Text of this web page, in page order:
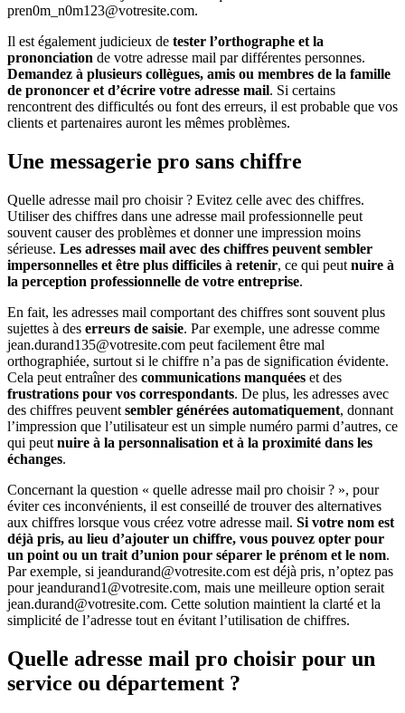
pren0m_n0m123@votresite.com.
Il est également judicieux de tester l’orthographe et la
prononciation de votre adresse mail par différentes personnes.
Demandez à plusieurs collègues, amis ou membres de la famille
de prononcer et d’écrire votre adresse mail. Si certains
rencontrent des difficultés ou font des erreurs, il est probable que vos
clients et partenaires auront les mêmes problèmes.
Une messagerie pro sans chiffre
Quelle adresse mail pro choisir ? Evitez celle avec des chiffres.
Utiliser des chiffres dans une adresse mail professionnelle peut
souvent causer des problèmes et donner une impression moins
sérieuse. Les adresses mail avec des chiffres peuvent sembler
impersonnelles et être plus difficiles à retenir, ce qui peut nuire à
la perception professionnelle de votre entreprise.
En fait, les adresses mail comportant des chiffres sont souvent plus
sujettes à des erreurs de saisie. Par exemple, une adresse comme
jean.durand135@votresite.com peut facilement être mal
orthographiée, surtout si le chiffre n’a pas de signification évidente.
Cela peut entraîner des communications manquées et des
frustrations pour vos correspondants. De plus, les adresses avec
des chiffres peuvent sembler générées automatiquement, donnant
l’impression que l’utilisateur est un simple numéro parmi d’autres, ce
qui peut nuire à la personnalisation et à la proximité dans les
échanges.
Concernant la question « quelle adresse mail pro choisir ? », pour
éviter ces inconvénients, il est conseillé de trouver des alternatives
aux chiffres lorsque vous créez votre adresse mail. Si votre nom est
déjà pris, au lieu d’ajouter un chiffre, vous pouvez opter pour
un point ou un trait d’union pour séparer le prénom et le nom.
Par exemple, si jeandurand@votresite.com est déjà pris, n’optez pas
pour jeandurand1@votresite.com, mais une meilleure option serait
jean.durand@votresite.com. Cette solution maintient la clarté et la
simplicité de l’adresse tout en évitant l’utilisation de chiffres.
Quelle adresse mail pro choisir pour un
service ou département ?